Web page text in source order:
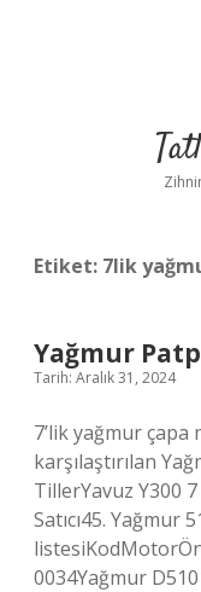
Etiket: 7lik
Yağmur
Tarih: Aralık 31, 2024
7’lik yağmur
karşılaştırılan
TillerYavuz Y300
Satıcı45. Yağmur
0034Yağmur